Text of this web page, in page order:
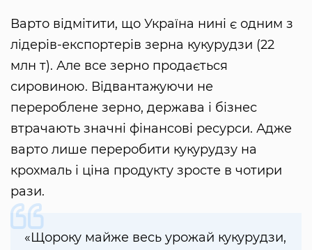
Варто відмітити, що Україна нині є одним з
лідерів-експортерів зерна кукурудзи (22
млн т). Але все зерно продається
сировиною. Відвантажуючи не
перероблене зерно, держава і бізнес
втрачають значні фінансові ресурси. Адже
варто лише переробити кукурудзу на
крохмаль і ціна продукту зросте в чотири
рази.
«Щороку майже весь урожай кукурудзи,